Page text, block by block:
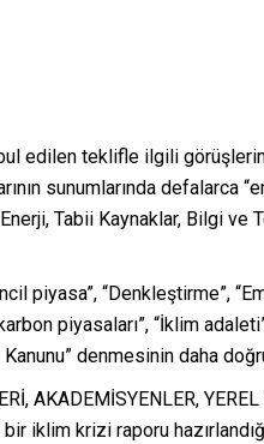
edilen teklifle ilgili
sunumlarında defalarca
Tabii Kaynaklar, Bilgi
piyasa”, “Denkleştirme”,
piyasaları”, “İklim
denmesinin daha
AKADEMİSYENLER,
bir iklim krizi raporu